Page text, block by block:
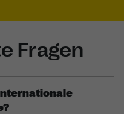
Fragen